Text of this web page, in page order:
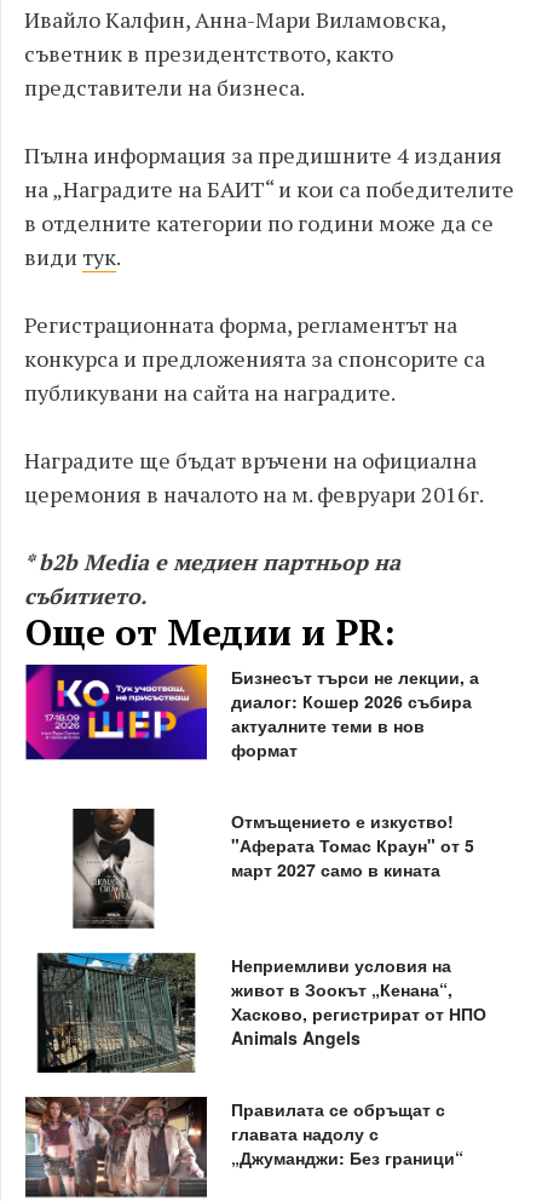
Ивайло Калфин, Анна-Мари Виламовска,
съветник в президентството, както
представители на бизнеса.
Пълна информация за предишните 4 издания
на „Наградите на БАИТ“ и кои са победителите
в отделните категории по години може да се
види тук.
Регистрационната форма, регламентът на
конкурса и предложенията за спонсорите са
публикувани на сайта на наградите.
Наградите ще бъдат връчени на официална
церемония в началото на м. февруари 2016г.
* b2b Media е медиен партньор на
събитието.
Още от Медии и PR:
Бизнесът търси не лекции, а
диалог: Кошер 2026 събира
актуалните теми в нов
формат
Отмъщението е изкуство!
"Аферата Томас Краун" от 5
март 2027 само в кината
Неприемливи условия на
живот в Зоокът „Кенана“,
Хасково, регистрират от НПО
Animals Angels
Правилата се обръщат с
главата надолу с
„Джуманджи: Без граници“